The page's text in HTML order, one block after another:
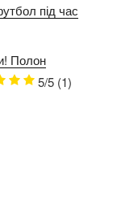
під час
Полон
5/5 (1)